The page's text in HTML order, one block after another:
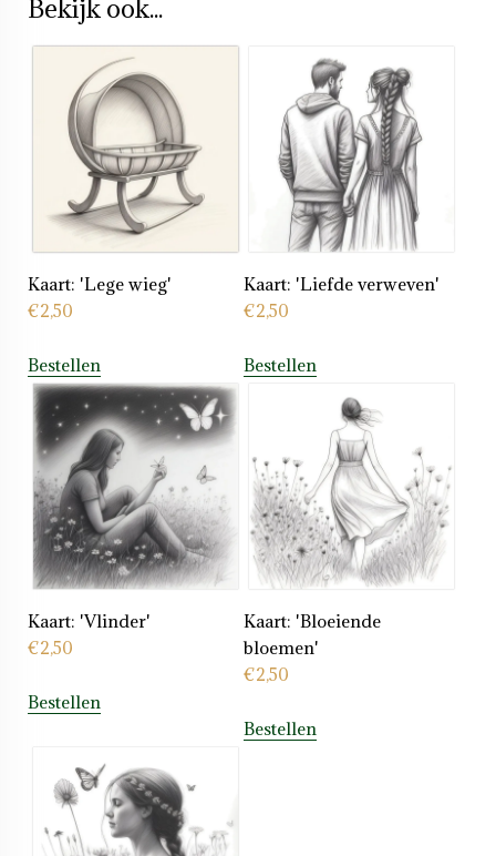
Bekijk ook...
Kaart: 'Lege wieg'
€2,50
Bestellen
Kaart: 'Liefde verweven'
€2,50
Bestellen
Kaart: 'Vlinder'
€2,50
Bestellen
Kaart: 'Bloeiende
bloemen'
€2,50
Bestellen